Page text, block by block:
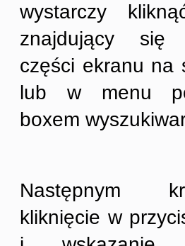
wystarczy
znajdujący się
części ekranu na
lub w menu
boxem
Następnym
kliknięcie w